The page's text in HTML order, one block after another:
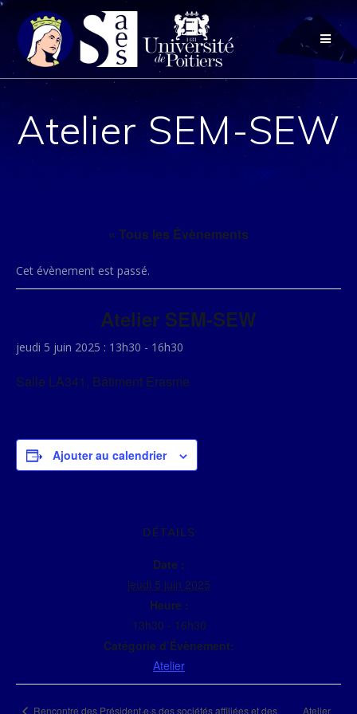
Passer
au
contenu
Atelier SEM-SEW
« Tous les Évènements
Cet évènement est passé.
Atelier SEM-SEW
jeudi 5 juin 2025 : 13h30 - 16h30
Salle LA341, Bâtiment Erasme
Ajouter au calendrier
DÉTAILS
Date :
jeudi 5 juin 2025
Heure :
13h30 - 16h30
Catégorie d’Évènement:
Atelier
Rencontre des Président·e·s des sociétés affiliées et des Atelier